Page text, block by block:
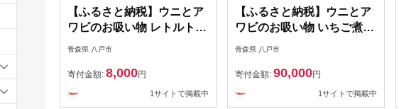
【ふるさと納税】ウニとア
ワビのお吸い物 レトルト元
祖いちご煮 ≪選べる≫1
青森県 八戸市
寄付金額: 8,000円
1サイトで掲載中
【ふるさと納税】ウニとア
ワビのお吸い物 いちご煮
415g×12缶 計4980g お吸い
県産 八戸産 送料無料
青森県 八戸市
寄付金額:90,000円
1サイトで掲載中